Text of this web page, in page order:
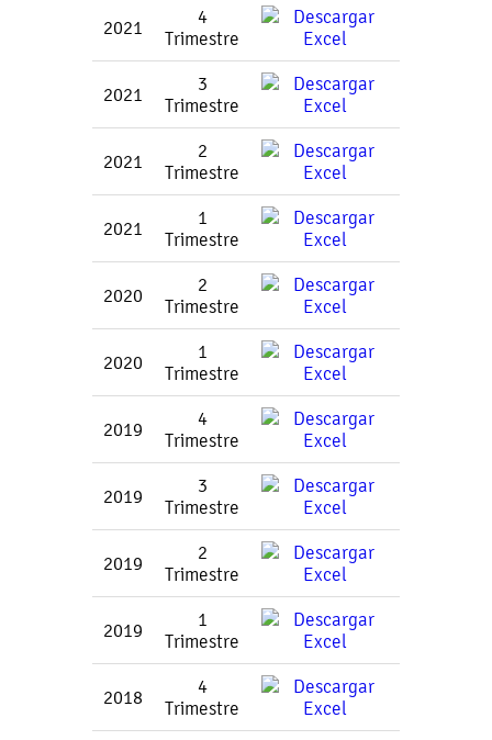
2021
4
Trimestre
2021
3
Trimestre
2021
2
Trimestre
2021
1
Trimestre
2020
2
Trimestre
2020
1
Trimestre
2019
4
Trimestre
2019
3
Trimestre
2019
2
Trimestre
2019
1
Trimestre
2018
4
Trimestre